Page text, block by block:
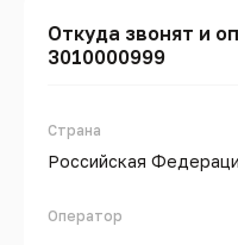
Откуда звонят и
3010000999
Страна
Российская
Оператор